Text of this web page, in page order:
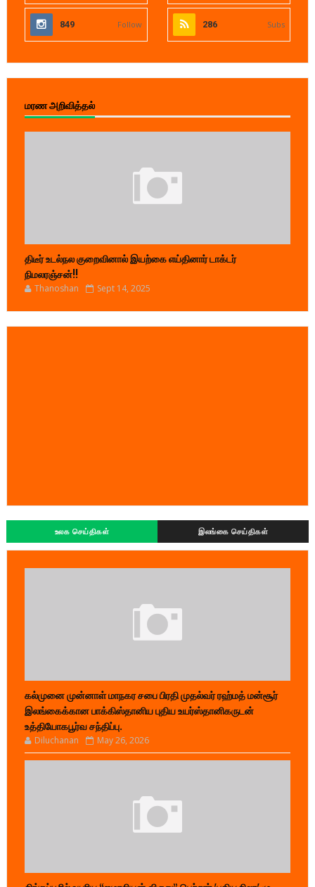
849 Follow 286 Subs
மரண அறிவித்தல்
திடீர் உடல்நல குறைவினால் இயற்கை எய்தினார் டாக்டர்
நிமலரஞ்சன்!!
Thanoshan Sept 14, 2025
உலக செய்திகள் இலங்கை செய்திகள்
கல்முனை முன்னாள் மாநகர சபை பிரதி முதல்வர் ரஹ்மத் மன்சூர்
இலங்கைக்கான பாக்கிஸ்தானிய புதிய உயர்ஸ்தானிகருடன்
உத்தியோகபூர்வ சந்திப்பு.
Diluchanan May 26, 2026